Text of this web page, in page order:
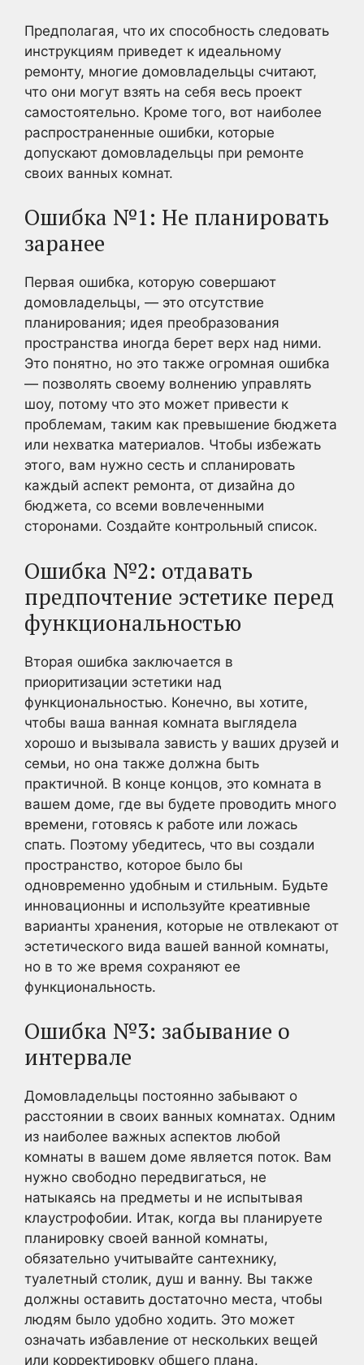
Предполагая, что их способность следовать
инструкциям приведет к идеальному
ремонту, многие домовладельцы считают,
что они могут взять на себя весь проект
самостоятельно. Кроме того, вот наиболее
распространенные ошибки, которые
допускают домовладельцы при ремонте
своих ванных комнат.
Ошибка №1: Не планировать
заранее
Первая ошибка, которую совершают
домовладельцы, — это отсутствие
планирования; идея преобразования
пространства иногда берет верх над ними.
Это понятно, но это также огромная ошибка
— позволять своему волнению управлять
шоу, потому что это может привести к
проблемам, таким как превышение бюджета
или нехватка материалов. Чтобы избежать
этого, вам нужно сесть и спланировать
каждый аспект ремонта, от дизайна до
бюджета, со всеми вовлеченными
сторонами. Создайте контрольный список.
Ошибка №2: отдавать
предпочтение эстетике перед
функциональностью
Вторая ошибка заключается в
приоритизации эстетики над
функциональностью. Конечно, вы хотите,
чтобы ваша ванная комната выглядела
хорошо и вызывала зависть у ваших друзей и
семьи, но она также должна быть
практичной. В конце концов, это комната в
вашем доме, где вы будете проводить много
времени, готовясь к работе или ложась
спать. Поэтому убедитесь, что вы создали
пространство, которое было бы
одновременно удобным и стильным. Будьте
инновационны и используйте креативные
варианты хранения, которые не отвлекают от
эстетического вида вашей ванной комнаты,
но в то же время сохраняют ее
функциональность.
Ошибка №3: забывание о
интервале
Домовладельцы постоянно забывают о
расстоянии в своих ванных комнатах. Одним
из наиболее важных аспектов любой
комнаты в вашем доме является поток. Вам
нужно свободно передвигаться, не
натыкаясь на предметы и не испытывая
клаустрофобии. Итак, когда вы планируете
планировку своей ванной комнаты,
обязательно учитывайте сантехнику,
туалетный столик, душ и ванну. Вы также
должны оставить достаточно места, чтобы
людям было удобно ходить. Это может
означать избавление от нескольких вещей
или корректировку общего плана.